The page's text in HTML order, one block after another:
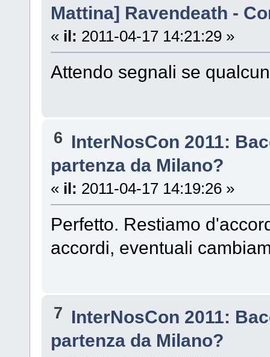
Mattina] Ravendeath -
« il: 2011-04-17 14:21:29 »
Attendo segnali se
6 InterNosCon 2011:
partenza da Milano?
« il: 2011-04-17 14:19:26 »
Perfetto. Restiamo
accordi, eventuali
7 InterNosCon 2011:
partenza da Milano?